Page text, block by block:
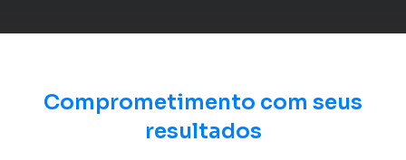
Comprometimento com seus
resultados